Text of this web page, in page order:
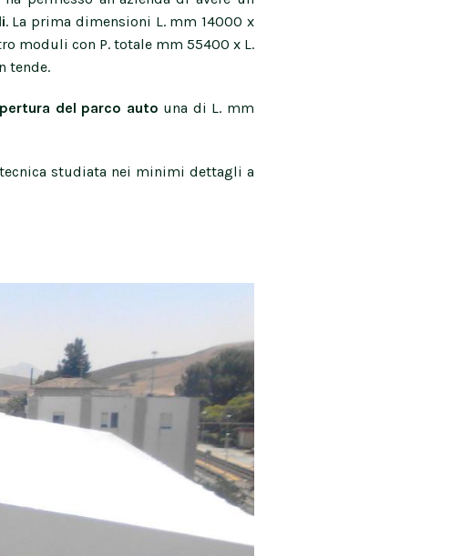
. La prima dimensioni L. mm 14000 x
moduli con P. totale mm 55400 x L.
tende.
del parco auto una di L. mm
studiata nei minimi dettagli a